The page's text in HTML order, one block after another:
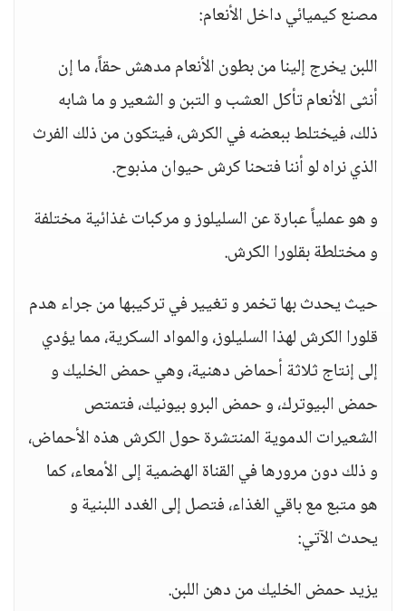
مصنع كيميائي داخل الأنعام:
اللبن يخرج إلينا من بطون الأنعام مدهش حقاً، ما إن
أنثى الأنعام تأكل العشب و التبن و الشعير و ما شابه
ذلك، فيختلط ببعضه في الكرش، فيتكون من ذلك الفرث
الذي نراه لو أننا فتحنا كرش حيوان مذبوح.
و هو عملياً عبارة عن السليلوز و مركبات غذائية مختلفة
و مختلطة بقلورا الكرش.
حيث يحدث بها تخمر و تغيير في تركيبها من جراء هدم
قلورا الكرش لهذا السليلوز، والمواد السكرية، مما يؤدي
إلى إنتاج ثلاثة أحماض دهنية، وهي حمض الخليك و
حمض البيوترك، و حمض البرو بيونيك، فتمتص
الشعيرات الدموية المنتشرة حول الكرش هذه الأحماض،
و ذلك دون مرورها في القناة الهضمية إلى الأمعاء، كما
هو متبع مع باقي الغذاء، فتصل إلى الغدد اللبنية و
يحدث الآتي:
يزيد حمض الخليك من دهن اللبن.